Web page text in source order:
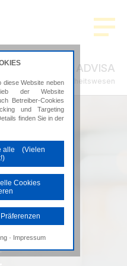
ADVISA
im Gesundheitswesen
diese Website neben
der Website
Betreiber-Cookies
und Targeting
finden Sie in der
alle (Vielen
Cookies
erforderlich, um die
· Impressum